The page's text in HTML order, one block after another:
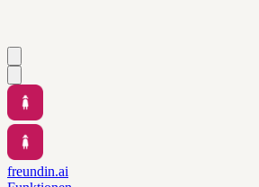
freundin.ai